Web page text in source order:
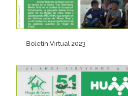
Boletín Virtual 2023